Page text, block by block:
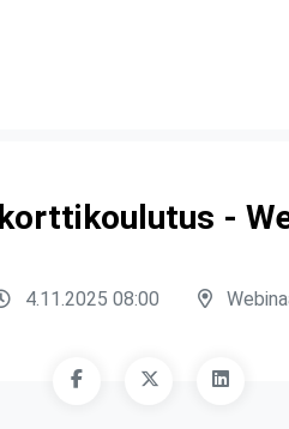
-
4.11.2025 08:00